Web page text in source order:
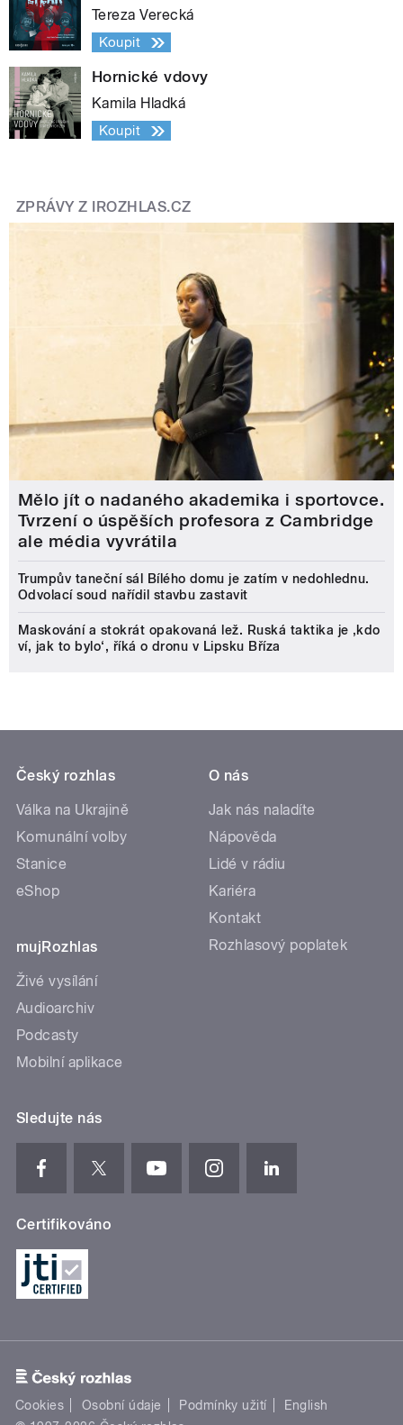
Tereza Verecká
Koupit
Hornické vdovy
Kamila Hladká
Koupit
ZPRÁVY Z IROZHLAS.CZ
Mělo jít o nadaného akademika i sportovce.
Tvrzení o úspěších profesora z Cambridge
ale média vyvrátila
Trumpův taneční sál Bílého domu je zatím v nedohlednu.
Odvolací soud nařídil stavbu zastavit
Maskování a stokrát opakovaná lež. Ruská taktika je ‚kdo
ví, jak to bylo‘, říká o dronu v Lipsku Bříza
Český rozhlas
Válka na Ukrajině
Komunální volby
Stanice
eShop
mujRozhlas
Živé vysílání
Audioarchiv
Podcasty
Mobilní aplikace
O nás
Jak nás naladíte
Nápověda
Lidé v rádiu
Kariéra
Kontakt
Rozhlasový poplatek
Sledujte nás
Certifikováno
Cookies Osobní údaje Podmínky užití
English